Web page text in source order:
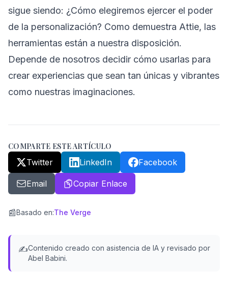
sigue siendo: ¿Cómo elegiremos ejercer el poder
de la personalización? Como demuestra Attie, las
herramientas están a nuestra disposición.
Depende de nosotros decidir cómo usarlas para
crear experiencias que sean tan únicas y vibrantes
como nuestras imaginaciones.
COMPARTE ESTE ARTÍCULO
Twitter LinkedIn Facebook
Email Copiar Enlace
📰Basado en:The Verge
✍️Contenido creado con asistencia de IA y revisado por
Abel Babini.